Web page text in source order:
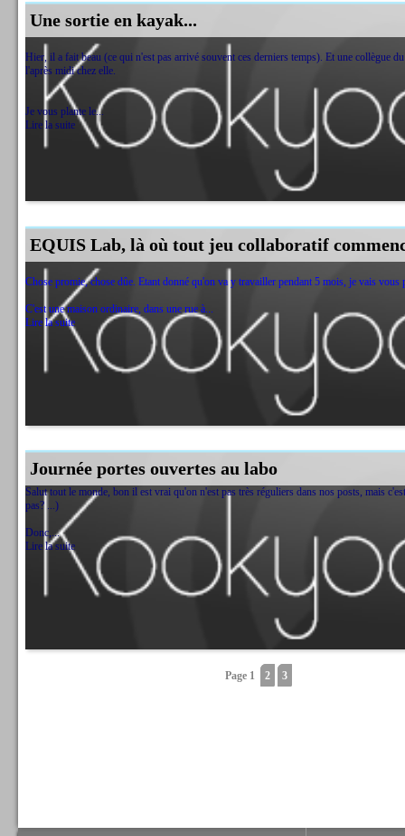
Une sortie en kayak...
Hier, il a fait beau (ce qui n'est pas arrivé souvent ces derniers temps). Et une collègue
l'après midi chez elle.
Je vous plante le...
Lire la suite
EQUIS Lab, là où tout jeu collaboratif
Chose promie, chose dûe. Etant donné qu'on va y travailler pendant 5 mois, je vais vous
C'est une maison ordinaire, dans une rue à...
Lire la suite
Journée portes ouvertes au labo
Salut tout le monde, bon il est vrai qu'on n'est pas très réguliers dans nos posts, mais
pas? ...)
Donc,...
Lire la suite
Page 1 2 3